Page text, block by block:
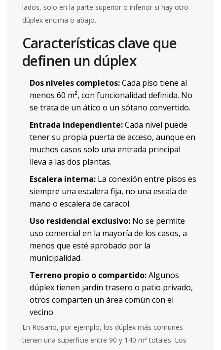
lados, solo en la parte superior o inferior si hay otro
dúplex encima o abajo.
Características clave que
definen un dúplex
Dos niveles completos:Cada piso tiene al
menos 60 m², con funcionalidad definida. No
se trata de un ático o un sótano convertido.
Entrada independiente:Cada nivel puede
tener su propia puerta de acceso, aunque en
muchos casos solo una entrada principal
lleva a las dos plantas.
Escalera interna: La conexión entre pisos es
siempre una escalera fija, no una escala de
mano o escalera de caracol.
Uso residencial exclusivo: No se permite
uso comercial en la mayoría de los casos, a
menos que esté aprobado por la
municipalidad.
Terreno propio o compartido:Algunos
dúplex tienen jardín trasero o patio privado,
otros comparten un área común con el
vecino.
En Rosario, por ejemplo, los dúplex más comunes
tienen una superficie entre 90 y 140 m² totales. Los